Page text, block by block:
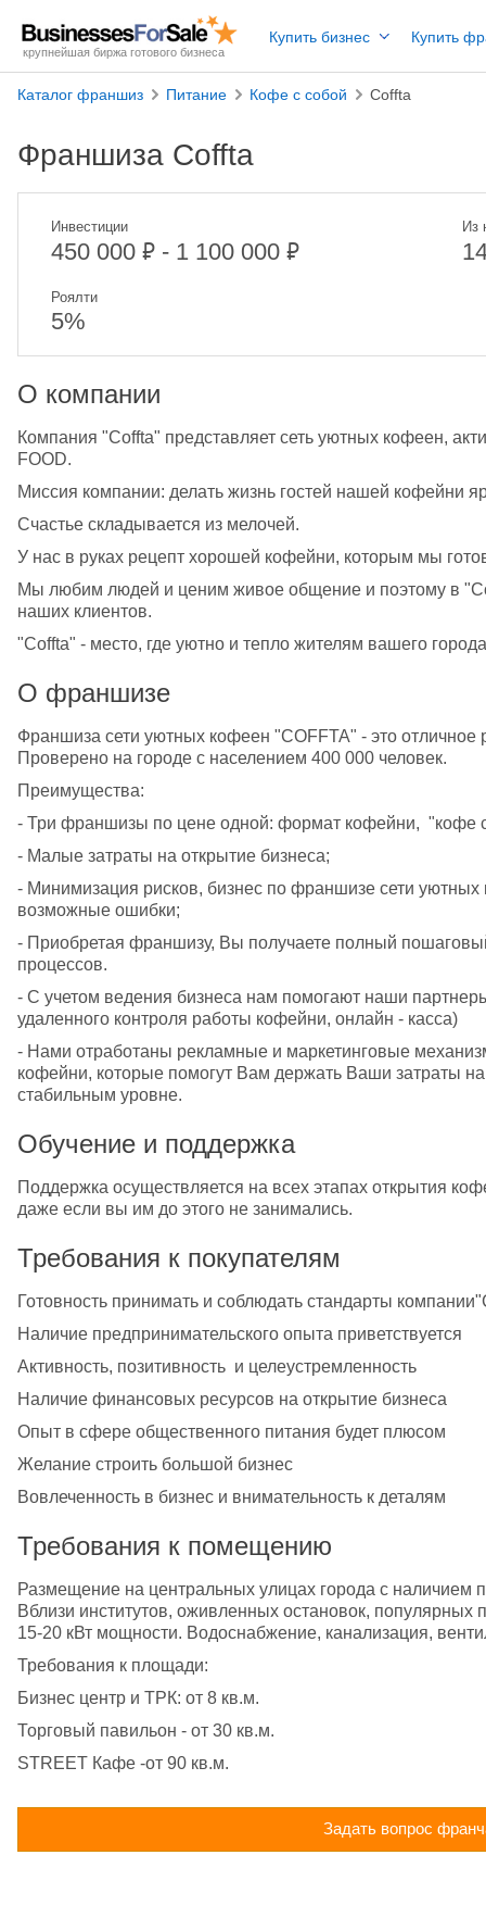
крупнейшая биржа готового бизнеса
Купить бизнес Купить
Каталог франшиз Питание Кофе с собой Coffta
Франшиза Coffta
Инвестиции
450 000 ₽ - 1 100 000 ₽
Из
Роялти
5%
О компании
Компания "Coffta" представляет сеть уютных кофеен,
FOOD.
Миссия компании: делать жизнь гостей нашей кофейни
Счастье складывается из мелочей.
У нас в руках рецепт хорошей кофейни, которым мы
Мы любим людей и ценим живое общение и поэтому в
наших клиентов.
"Coffta" - место, где уютно и тепло жителям вашего
О франшизе
Франшиза сети уютных кофеен "COFFTA" - это отличное
Проверено на городе с населением 400 000 человек.
Преимущества:
- Три франшизы по цене одной: формат кофейни,  "кофе
- Малые затраты на открытие бизнеса;
- Минимизация рисков, бизнес по франшизе сети
возможные ошибки;
- Приобретая франшизу, Вы получаете полный
процессов.
- С учетом ведения бизнеса нам помогают наши
удаленного контроля работы кофейни, онлайн - касса)
- Нами отработаны рекламные и маркетинговые
кофейни, которые помогут Вам держать Ваши затраты
стабильным уровне.
Обучение и поддержка
Поддержка осуществляется на всех этапах открытия
даже если вы им до этого не занимались.
Требования к покупателям
Готовность принимать и соблюдать стандарты
Наличие предпринимательского опыта приветствуется
Активность, позитивность  и целеустремленность
Наличие финансовых ресурсов на открытие бизнеса
Опыт в сфере общественного питания будет плюсом
Желание строить большой бизнес
Вовлеченность в бизнес и внимательность к деталям
Требования к помещению
Размещение на центральных улицах города с наличием
Вблизи институтов, оживленных остановок, популярных
15-20 кВт мощности. Водоснабжение, канализация,
Требования к площади:
Бизнес центр и ТРК: от 8 кв.м.
Торговый павильон - от 30 кв.м.
STREET Кафе -от 90 кв.м.
Задать вопрос